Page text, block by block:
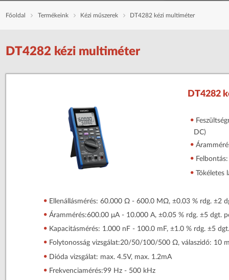
Főoldal Termékeink Kézi műszerek DT4282 kézi multiméter
DT4282 kézi multiméter
DT4282
DC)
Tökéletes
Ellenállásmérés: 60.000 Ω - 600.0 MΩ, ±0.03 % rdg. ±2
Árammérés:600.00 μA - 10.000 A, ±0.05 % rdg. ±5 dgt.
Kapacitásmérés: 1.000 nF - 100.0 mF, ±1.0 % rdg. ±5
Folytonosság vizsgálat:20/50/100/500 Ω, válaszidő: 10
Dióda vizsgálat: max. 4.5V, max. 1.2mA
Frekvenciamérés:99 Hz - 500 kHz